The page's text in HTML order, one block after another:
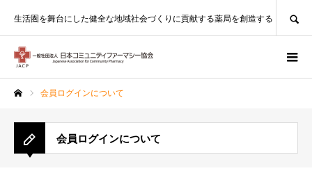
生活圏を舞台にした健全な地域社会づくりに貢献する薬局を創造する
会員ログインについて
会員ログインについて